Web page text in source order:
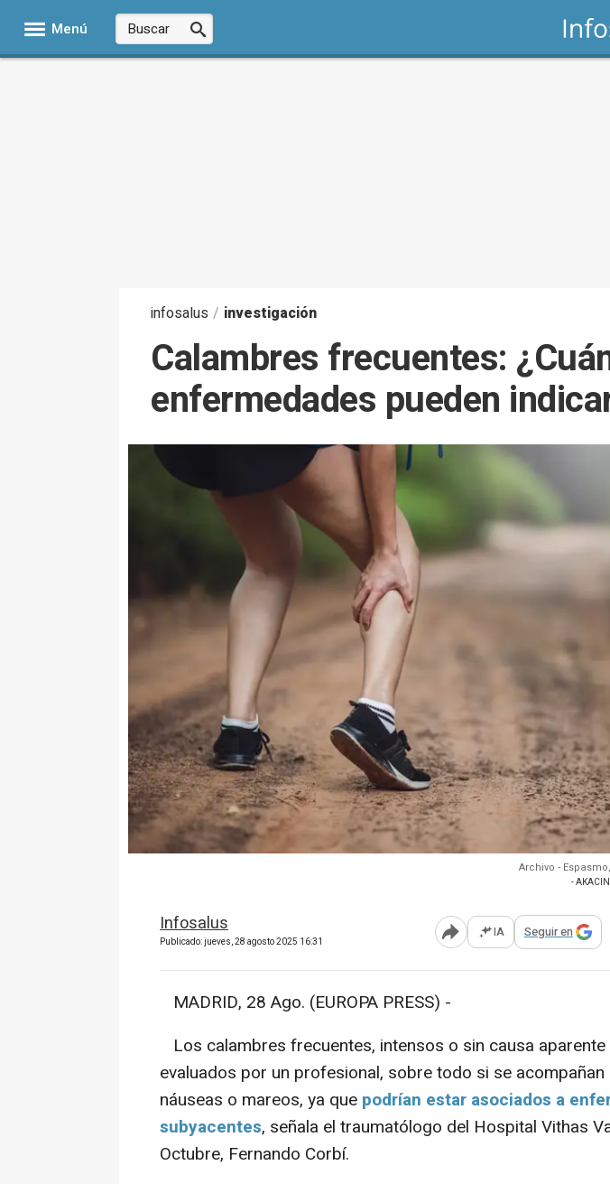
Menú
infosalus / investigación
Calambres frecuentes:
enfermedades pueden
Archivo -
-
Infosalus
Publicado: jueves, 28 agosto 2025 16:31 Abrir opciones para
IA Seguir en
MADRID, 28 Ago. (EUROPA PRESS) -
Los calambres frecuentes, intensos o sin causa
evaluados por un profesional, sobre todo si se acompañan
náuseas o mareos, ya que podrían estar asociados a
subyacentes, señala el traumatólogo del Hospital Vithas
Octubre, Fernando Corbí.